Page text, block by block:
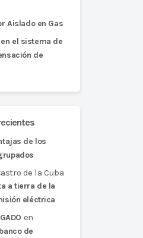
Aislado en Gas
el sistema de
de
de los
de la Cuba
a tierra de la
eléctrica
en
de